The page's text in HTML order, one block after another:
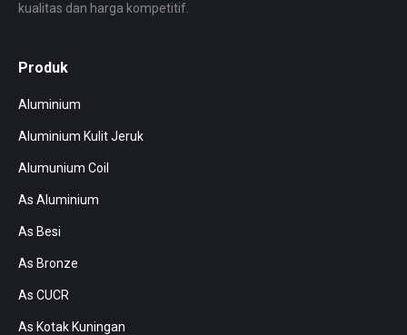
kualitas dan harga kompetitif.
Produk
Aluminium
Aluminium Kulit Jeruk
Alumunium Coil
As Aluminium
As Besi
As Bronze
As CUCR
As Kotak Kuningan